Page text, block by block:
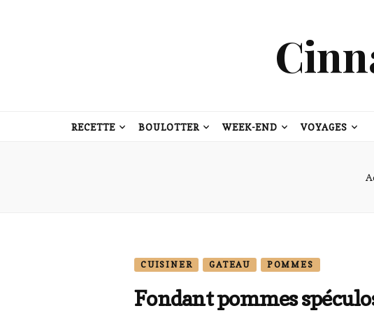
RECETTE BOULOTTER WEEK-END VOYAGES
CUISINER GATEAU POMMES
Fondant pommes